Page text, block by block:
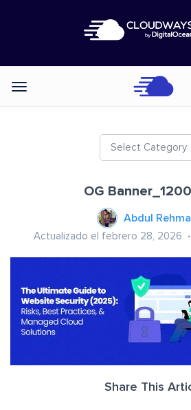
Categories
Select Category
OG
Abdul
Actualizado el febrero 28, 2026
Share This